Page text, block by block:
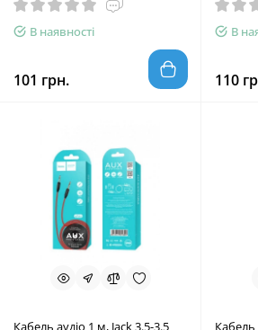
В наявності
101 грн.
В
110
Кабель аудіо 1 м, Jack 3.5-3.5 Кабель